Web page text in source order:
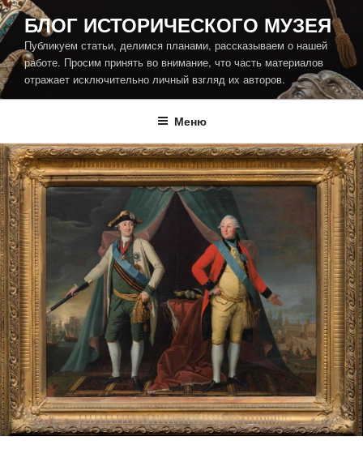
Перейти
к
содержимому
БЛОГ ИСТОРИЧЕСКОГО МУЗЕЯ
Публикуем статьи, делимся планами, рассказываем о нашей
работе. Просим принять во внимание, что часть материалов
отражает исключительно личный взгляд их авторов.
Меню